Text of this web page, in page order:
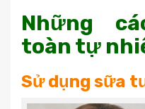
Những
toàn tự
Sử dụng sữa